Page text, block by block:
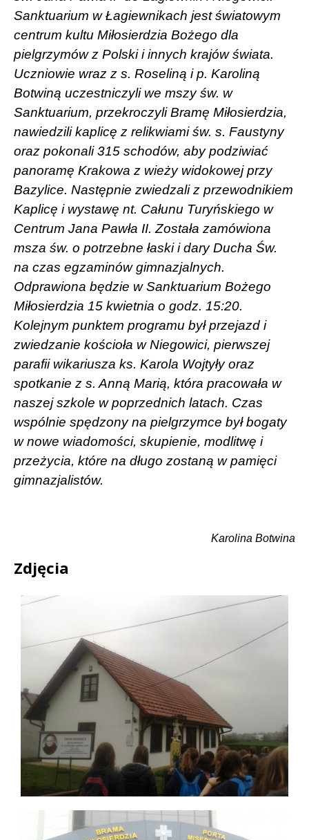
Sanktuarium w Łagiewnikach jest światowym
centrum kultu Miłosierdzia Bożego dla
pielgrzymów z Polski i innych krajów świata.
Uczniowie wraz z s. Roseliną i p. Karoliną
Botwiną uczestniczyli we mszy św. w
Sanktuarium, przekroczyli Bramę Miłosierdzia,
nawiedzili kaplicę z relikwiami św. s. Faustyny
oraz pokonali 315 schodów, aby podziwiać
panoramę Krakowa z wieży widokowej przy
Bazylice. Następnie zwiedzali z przewodnikiem
Kaplicę i wystawę nt. Całunu Turyńskiego w
Centrum Jana Pawła II. Została zamówiona
msza św. o potrzebne łaski i dary Ducha Św.
na czas egzaminów gimnazjalnych.
Odprawiona będzie w Sanktuarium Bożego
Miłosierdzia 15 kwietnia o godz. 15:20.
Kolejnym punktem programu był przejazd i
zwiedzanie kościoła w Niegowici, pierwszej
parafii wikariusza ks. Karola Wojtyły oraz
spotkanie z s. Anną Marią, która pracowała w
naszej szkole w poprzednich latach. Czas
wspólnie spędzony na pielgrzymce był bogaty
w nowe wiadomości, skupienie, modlitwę i
przeżycia, które na długo zostaną w pamięci
gimnazjalistów.
Karolina Botwina
Zdjęcia